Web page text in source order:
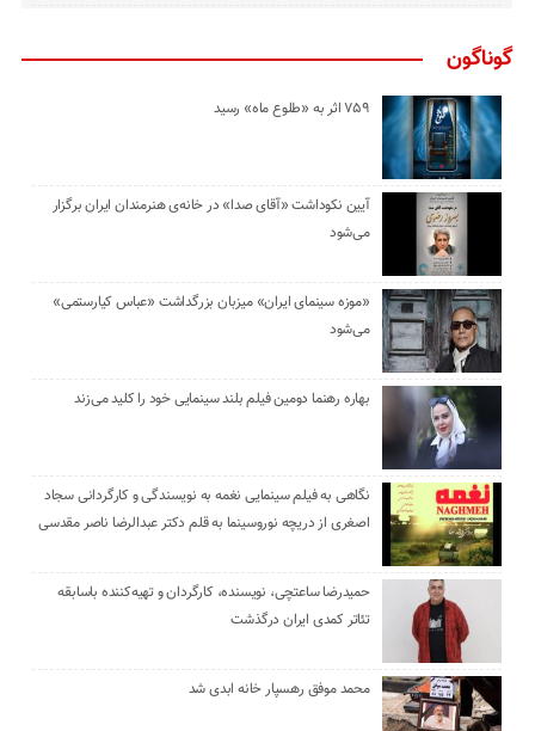
گوناگون
۷۵۹ اثر به «طلوع ماه» رسید
آیین نکوداشت «آقای صدا» در خانه‌ی هنرمندان ایران برگزار
می‌شود
«موزه سینمای ایران» میزبان بزرگداشت «عباس کیارستمی»
می‌شود
بهاره رهنما دومین فیلم بلند سینمایی خود را کلید می‌زند
نگاهی به فیلم سینمایی نغمه به نویسندگی و کارگردانی سجاد
اصغری از دریچه نوروسینما به قلم دکتر عبدالرضا ناصر مقدسی
حمیدرضا ساعتچی، نویسنده، کارگردان و تهیه‌کننده باسابقه
تئاتر کمدی ایران درگذشت
محمد موفق رهسپار خانه ابدی شد